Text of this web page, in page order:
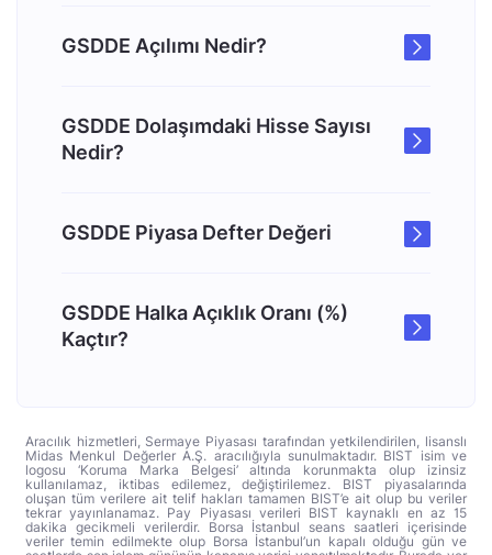
GSDDE Açılımı Nedir?
GSDDE Dolaşımdaki Hisse Sayısı
Nedir?
GSDDE Piyasa Defter Değeri
GSDDE Halka Açıklık Oranı (%)
Kaçtır?
Aracılık hizmetleri, Sermaye Piyasası tarafından yetkilendirilen, lisanslı
Midas Menkul Değerler A.Ş. aracılığıyla sunulmaktadır. BIST isim ve
logosu ‘Koruma Marka Belgesi’ altında korunmakta olup izinsiz
kullanılamaz, iktibas edilemez, değiştirilemez. BIST piyasalarında
oluşan tüm verilere ait telif hakları tamamen BIST’e ait olup bu veriler
tekrar yayınlanamaz. Pay Piyasası verileri BIST kaynaklı en az 15
dakika gecikmeli verilerdir. Borsa İstanbul seans saatleri içerisinde
veriler temin edilmekte olup Borsa İstanbul’un kapalı olduğu gün ve